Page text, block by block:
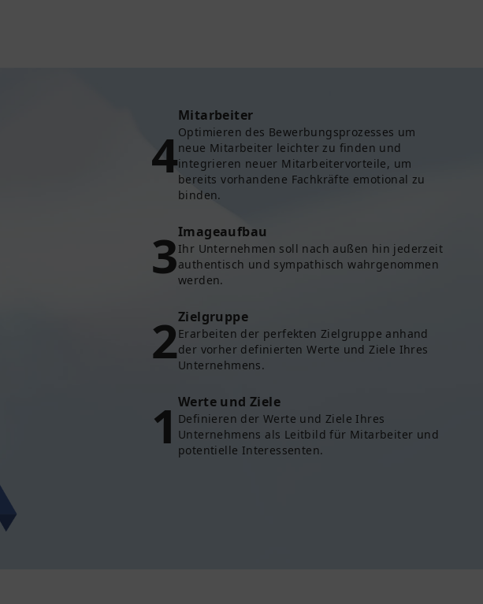
4
Mitarbeiter
Optimieren des Bewerbungsprozesses um
neue Mitarbeiter leichter zu finden und
integrieren neuer Mitarbeitervorteile, um
bereits vorhandene Fachkräfte emotional zu
binden.
3Imageaufbau
Ihr Unternehmen soll nach außen hin jederzeit
authentisch und sympathisch wahrgenommen
werden.
2Zielgruppe
Erarbeiten der perfekten Zielgruppe anhand
der vorher definierten Werte und Ziele Ihres
Unternehmens.
1 Werte und Ziele
Definieren der Werte und Ziele Ihres
Unternehmens als Leitbild für Mitarbeiter und
potentielle Interessenten.